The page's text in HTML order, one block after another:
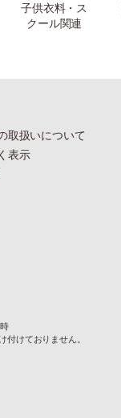
子供衣料・ス
クール関連
取扱いについて
表示
けておりません。